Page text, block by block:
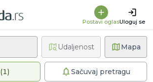
Postavi oglasUloguj se
Mapa
(1)1 primenjen filterSačuvaj pretragu
Udaljenost